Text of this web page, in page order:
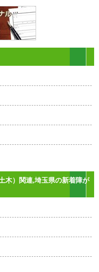
木）関連,埼玉県の新着障が